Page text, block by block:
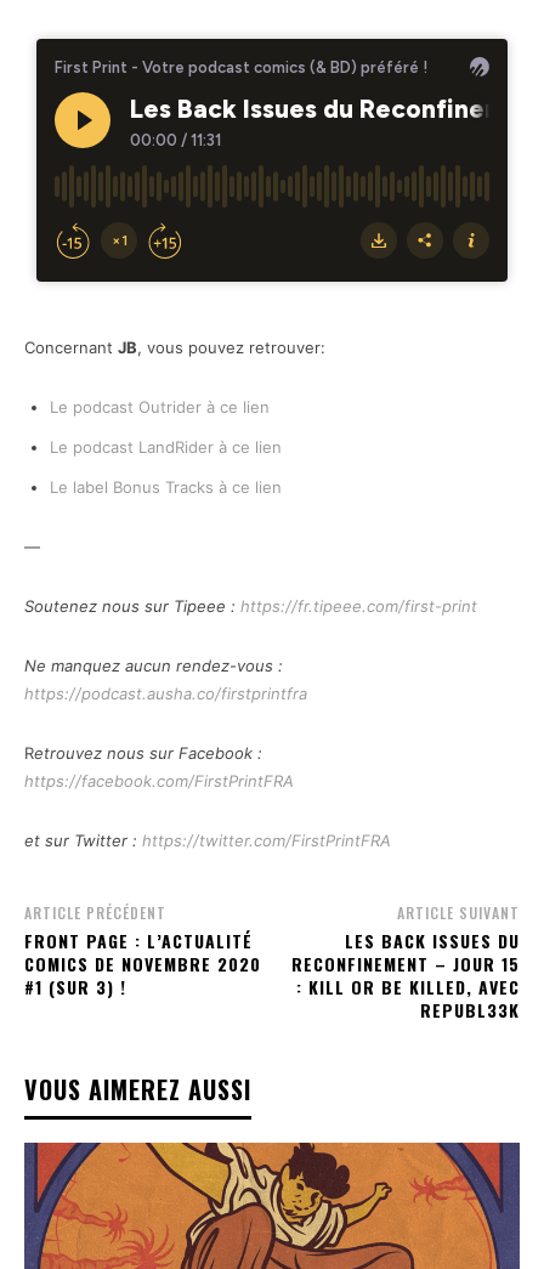
Concernant JB, vous pouvez retrouver:
Le podcast Outrider à ce lien
Le podcast LandRider à ce lien
Le label Bonus Tracks à ce lien
—
Soutenez nous sur Tipeee : https://fr.tipeee.com/first-print
Ne manquez aucun rendez-vous :
https://podcast.ausha.co/firstprintfra
Retrouvez nous sur Facebook :
https://facebook.com/FirstPrintFRA
et sur Twitter : https://twitter.com/FirstPrintFRA
ARTICLE PRÉCÉDENT
FRONT PAGE : L’ACTUALITÉ
COMICS DE NOVEMBRE 2020
#1 (SUR 3) !
ARTICLE SUIVANT
LES BACK ISSUES DU
RECONFINEMENT – JOUR 15
: KILL OR BE KILLED, AVEC
REPUBL33K
VOUS AIMEREZ AUSSI